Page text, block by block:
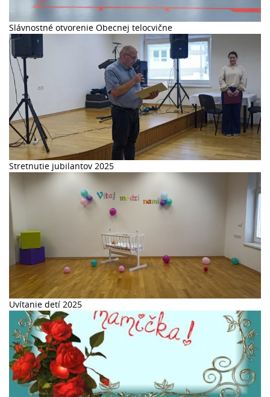
Slávnostné otvorenie Obecnej telocvične
Stretnutie jubilantov 2025
Uvítanie detí 2025